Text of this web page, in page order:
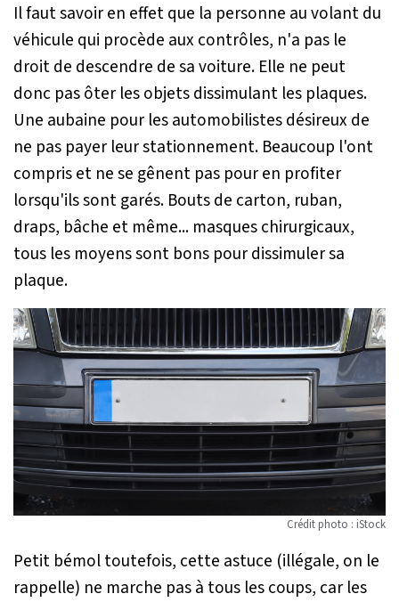
Il faut savoir en effet que la personne au volant du
véhicule qui procède aux contrôles, n'a pas le
droit de descendre de sa voiture. Elle ne peut
donc pas ôter les objets dissimulant les plaques.
Une aubaine pour les automobilistes désireux de
ne pas payer leur stationnement. Beaucoup l'ont
compris et ne se gênent pas pour en profiter
lorsqu'ils sont garés. Bouts de carton, ruban,
draps, bâche et même... masques chirurgicaux,
tous les moyens sont bons pour dissimuler sa
plaque.
Crédit photo : iStock
Petit bémol toutefois, cette astuce (illégale, on le
rappelle) ne marche pas à tous les coups, car les